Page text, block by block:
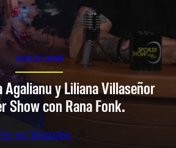
SPOILER SHOW
Agalianu y Liliana Villaseñor
Show con Rana Fonk.
en Youtube